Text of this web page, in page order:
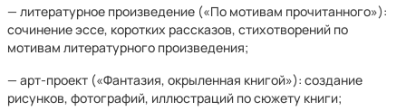
— литературное произведение («По мотивам прочитанного»):
сочинение эссе, коротких рассказов, стихотворений по
мотивам литературного произведения;
— арт-проект («Фантазия, окрыленная книгой»): создание
рисунков, фотографий, иллюстраций по сюжету книги;